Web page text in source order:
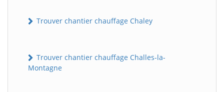
Trouver chantier chauffage Chaley
Trouver chantier chauffage Challes-la-
Montagne